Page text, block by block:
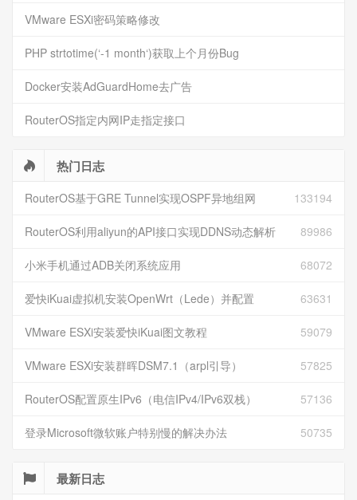
VMware ESXi密码策略修改
PHP strtotime(‘-1 month‘)获取上个月份Bug
Docker安装AdGuardHome去广告
RouterOS指定内网IP走指定接口
热门日志
133194
RouterOS基于GRE Tunnel实现OSPF异地组网
89986
RouterOS利用aliyun的API接口实现DDNS动态解析
68072
小米手机通过ADB关闭系统应用
63631
爱快iKuai虚拟机安装OpenWrt（Lede）并配置
59079
VMware ESXi安装爱快iKuai图文教程
57825
VMware ESXi安装群晖DSM7.1（arpl引导）
57136
RouterOS配置原生IPv6（电信IPv4/IPv6双栈）
50735
登录Microsoft微软账户特别慢的解决办法
最新日志